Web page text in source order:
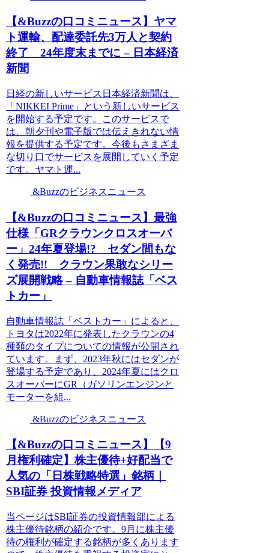
【&Buzzの口コミニュース】ヤマ
ト運輸、配達委託先3万人と契約
終了 24年度末までに – 日本経済
新聞
日経の新しいサービス日本経済新聞は、
「NIKKEI Prime」という新しいサービス
を開始する予定です。このサービスで
は、朝夕刊や電子版では伝えきれない情
報を提供する予定です。今後もさまざま
な切り口でサービスを展開していく予定
です。ヤマト運...
&Buzzのビジネスニュース
【&Buzzの口コミニュース】最強
仕様「GRクラウンクロスオーバ
ー」24年夏登場!? セダン間もな
く発売!! クラウン果敢なシリー
ズ展開戦略 – 自動車情報誌「ベス
トカー」
自動車情報誌「ベストカー」によると、
トヨタは2022年に発表したクラウンの4
種類のタイプについての情報が公開され
ています。まず、2023年秋にはセダンが
登場する予定であり、2024年夏にはクロ
スオーバーにGR（ガソリンエンジンと
モーターを組...
&Buzzのビジネスニュース
【&Buzzの口コミニュース】【9
月権利確定】株主優待+好配当で
人気の「日株戦略特選」銘柄｜
SBI証券 投資情報メディア
当ページはSBI証券の投資情報部による
株主優待銘柄の紹介です。9月に株主優
待の権利が確定する銘柄が多くあります